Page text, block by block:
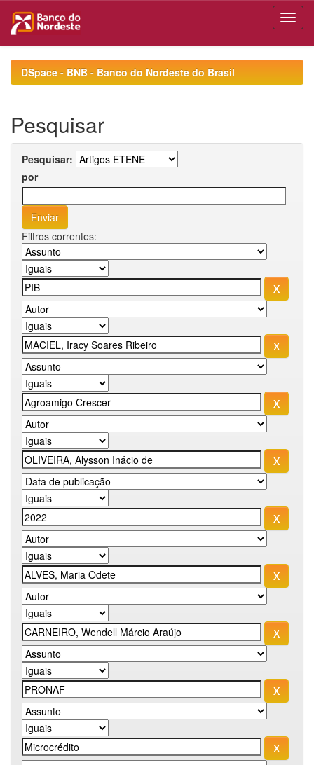
navigationDSpace - BNB - Banco do Nordeste do Brasil
Pesquisar
Pesquisar:
por
Filtros correntes: